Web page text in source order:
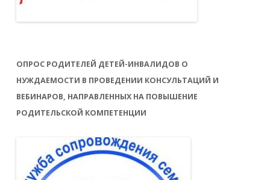
ОПРОС РОДИТЕЛЕЙ ДЕТЕЙ-ИНВАЛИДОВ О
НУЖДАЕМОСТИ В ПРОВЕДЕНИИ КОНСУЛЬТАЦИЙ И
ВЕБИНАРОВ, НАПРАВЛЕННЫХ НА ПОВЫШЕНИЕ
РОДИТЕЛЬСКОЙ КОМПЕТЕНЦИИ